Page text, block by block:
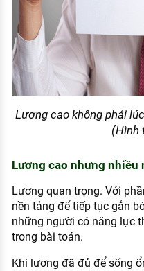
Lương cao không phải
(Hình
Lương cao nhưng
Lương quan trọng. Với
nền tảng để tiếp tục gắn
những người có năng lực
trong bài toán.
Khi lương đã đủ để sống